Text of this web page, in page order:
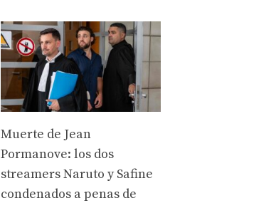
Muerte de Jean
Pormanove: los dos
streamers Naruto y Safine
condenados a penas de